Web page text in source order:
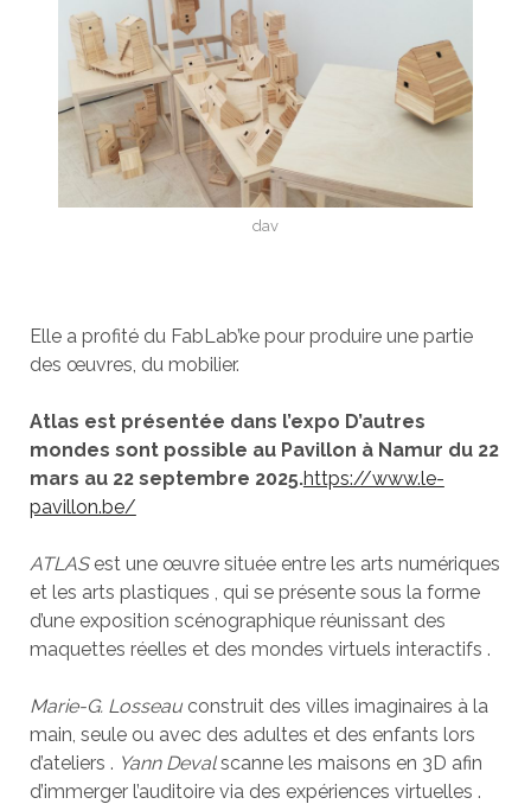
dav
Elle a profité du FabLab’ke pour produire une partie
des œuvres, du mobilier.
Atlas est présentée dans l’expo D’autres
mondes sont possible au Pavillon à Namur du 22
mars au 22 septembre 2025.https://www.le-
pavillon.be/
ATLASest une œuvre située entre les arts numériques
et les arts plastiques , qui se présente sous la forme
d’une exposition scénographique réunissant des
maquettes réelles et des mondes virtuels interactifs .
Marie-G. Losseauconstruit des villes imaginaires à la
main, seule ou avec des adultes et des enfants lors
d’ateliers . Yann Devalscanne les maisons en 3D afin
d’immerger l’auditoire via des expériences virtuelles .